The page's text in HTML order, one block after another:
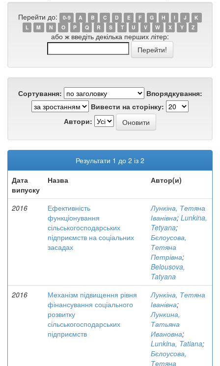
Перейти до: 0-9 A B C D E F G H I J
K
L
M N O P Q R S T U V W X Y Z
або ж введіть декілька перших літер:
Сортування:
Впорядкування:
Вивести на сторінку:
Автори:
Результати 1 до 2 із 2
Дата
випуску
Назва Автор(и)
2016
Ефективність
функціонування
сільськогосподарських
підприємств на соціальних
засадах
Лункіна, Тетяна
Іванівна; Lunkina,
Tetyana;
Бєлоусова,
Тетяна
Петрівна;
Belousova,
Tatyana
2016
Механізм підвищення рівня
фінансування соціального
розвитку
сільськогосподарських
підприємств
Лункіна, Тетяна
Іванівна;
Лункина,
Татьяна
Ивановна;
Lunkinа, Tatiana;
Бєлоусова,
Тетяна